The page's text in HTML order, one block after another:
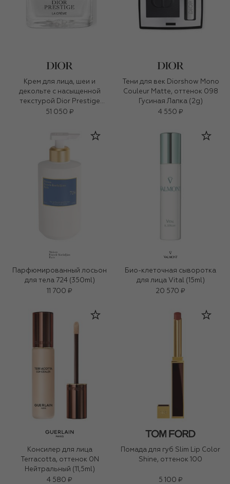
Крем для лица, шеи и
декольте с насыщенной
текстурой Dior Prestige
(50ml)
51 050 ₽
Тени для век Diorshow Mono
Couleur Matte, оттенок 098
Гусиная Лапка (2g)
4 550 ₽
Парфюмированный лосьон
для тела 724 (350ml)
11 700 ₽
Био-клеточная сыворотка
для лица Vital (15ml)
20 570 ₽
Консилер для лица
Terracotta, оттенок 0N
Нейтральный (11,5ml)
4 580 ₽
Помада для губ Slim Lip Color
Shine, оттенок 100
5 100 ₽